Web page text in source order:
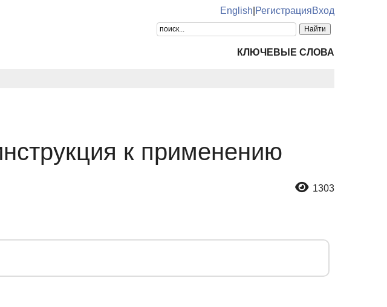
English РегистрацияВход
КЛЮЧЕВЫЕ СЛОВА
к применению
1303